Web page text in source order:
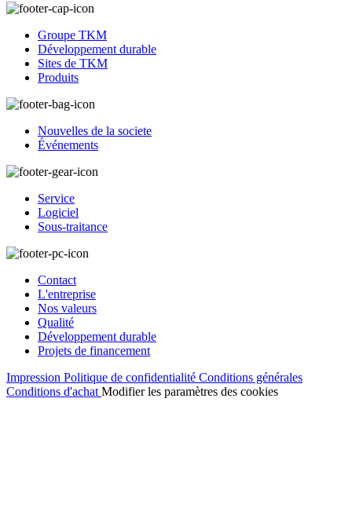
Groupe TKM
Développement durable
Sites de TKM
Produits
Nouvelles de la societe
Événements
Service
Logiciel
Sous-traitance
Contact
L'entreprise
Nos valeurs
Qualité
Développement durable
Projets de financement
Impression Politique de confidentialité Conditions générales
Conditions d'achat Modifier les paramètres des cookies